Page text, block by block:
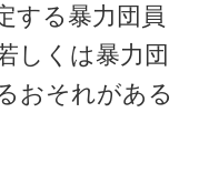
する暴力団員
しくは暴力団
おそれがあ る